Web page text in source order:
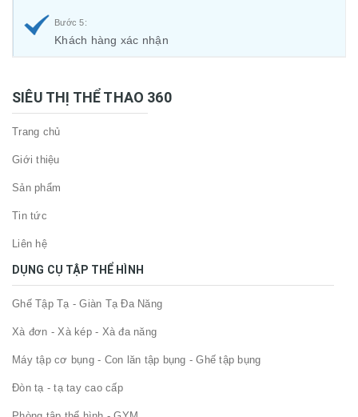
Bước 5:
Khách hàng xác nhận
SIÊU THỊ THỂ THAO 360
Trang chủ
Giới thiệu
Sản phẩm
Tin tức
Liên hệ
DỤNG CỤ TẬP THỂ HÌNH
Ghế Tập Tạ - Giàn Tạ Đa Năng
Xà đơn - Xà kép - Xà đa năng
Máy tập cơ bụng - Con lăn tập bụng - Ghế tập bụng
Đòn tạ - tạ tay cao cấp